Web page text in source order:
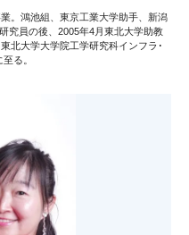
。鴻池組、東京工業大学助手、新潟
究員の後、2005年4月東北大学助教
北大学大学院工学研究科インフラ･
る。